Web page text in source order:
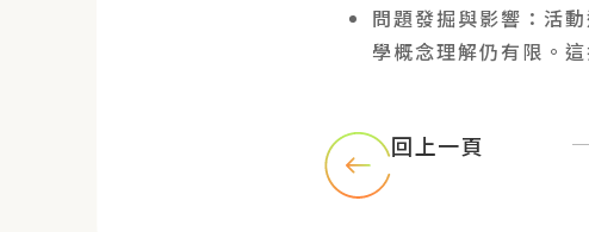
問題發掘與影響：活
學概念理解仍有限。
回上一頁